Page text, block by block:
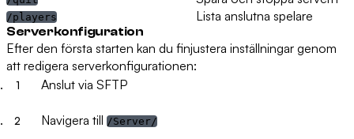
/players Lista anslutna spelare
Serverkonfiguration
Efter den första starten kan du finjustera inställningar genom
att redigera serverkonfigurationen:
Anslut via SFTP
Navigera till /Server/